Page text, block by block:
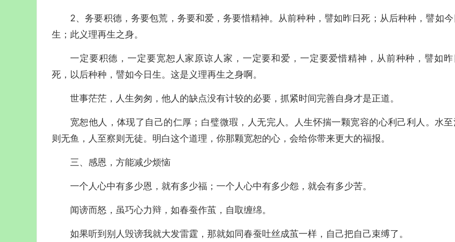
2、务要积德，务要包荒，务要和爱，务要惜精神。从前种种，譬如昨日死；从后种种，譬如今
生；此义理再生之身。
一定要积德，一定要宽恕人家原谅人家，一定要和爱，一定要爱惜精神，从前种种，譬如昨
死，以后种种，譬如今日生。这是义理再生之身啊。
世事茫茫，人生匆匆，他人的缺点没有计较的必要，抓紧时间完善自身才是正道。
宽恕他人，体现了自己的仁厚；白璧微瑕，人无完人。人生怀揣一颗宽容的心利己利人。水
则无鱼，人至察则无徒。明白这个道理，你那颗宽恕的心，会给你带来更大的福报。
三、感恩，方能减少烦恼
一个人心中有多少恩，就有多少福；一个人心中有多少怨，就会有多少苦。
闻谤而怒，虽巧心力辩，如春蚕作茧，自取缠绵。
如果听到别人毁谤我就大发雷霆，那就如同春蚕吐丝成茧一样，自己把自己束缚了。